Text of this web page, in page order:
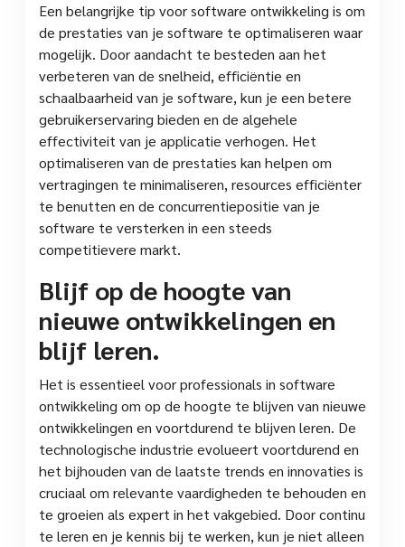
Een belangrijke tip voor software ontwikkeling is om
de prestaties van je software te optimaliseren waar
mogelijk. Door aandacht te besteden aan het
verbeteren van de snelheid, efficiëntie en
schaalbaarheid van je software, kun je een betere
gebruikerservaring bieden en de algehele
effectiviteit van je applicatie verhogen. Het
optimaliseren van de prestaties kan helpen om
vertragingen te minimaliseren, resources efficiënter
te benutten en de concurrentiepositie van je
software te versterken in een steeds
competitievere markt.
Blijf op de hoogte van
nieuwe ontwikkelingen en
blijf leren.
Het is essentieel voor professionals in software
ontwikkeling om op de hoogte te blijven van nieuwe
ontwikkelingen en voortdurend te blijven leren. De
technologische industrie evolueert voortdurend en
het bijhouden van de laatste trends en innovaties is
cruciaal om relevante vaardigheden te behouden en
te groeien als expert in het vakgebied. Door continu
te leren en je kennis bij te werken, kun je niet alleen